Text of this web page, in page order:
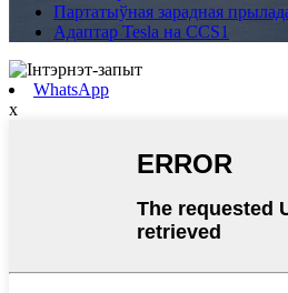
Партатыўная зарадная
Адаптар Tesla на CCS1
WhatsApp
x